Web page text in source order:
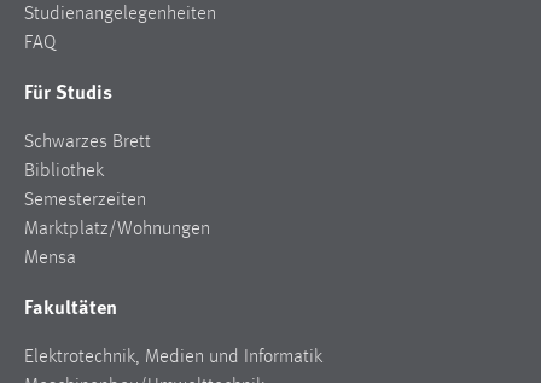
Studienangelegenheiten
FAQ
Für Studis
Schwarzes Brett
Bibliothek
Semesterzeiten
Marktplatz/Wohnungen
Mensa
Fakultäten
Elektrotechnik, Medien und Informatik
STATISTIK
Diese Informationen helfen uns zu verstehen, wie
unsere Besucher unsere Website nutzen.
Matomo
_pk_ref, _pk_cvar, _pk_id, _pk_ses
Zweck: